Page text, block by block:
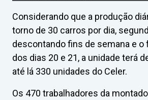
Considerando que a produção
torno de 30 carros por dia,
descontando fins de semana e o
dos dias 20 e 21, a unidade terá
até lá 330 unidades do Celer.
Os 470 trabalhadores da